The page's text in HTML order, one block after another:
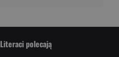
Literaci polecają